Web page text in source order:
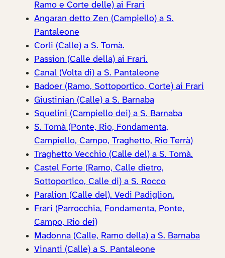
Ramo e Corte delle) ai Frari
Angaran detto Zen (Campiello) a S.
Pantaleone
Corli (Calle) a S. Tomà.
Passion (Calle della) ai Frari.
Canal (Volta di) a S. Pantaleone
Badoer (Ramo, Sottoportico, Corte) ai Frari
Giustinian (Calle) a S. Barnaba
Squelini (Campiello dei) a S. Barnaba
S. Tomà (Ponte, Rio, Fondamenta,
Campiello, Campo, Traghetto, Rio Terrà)
Traghetto Vecchio (Calle del) a S. Tomà.
Castel Forte (Ramo, Calle dietro,
Sottoportico, Calle di) a S. Rocco
Paralion (Calle del). Vedi Padiglion.
Frari (Parrocchia, Fondamenta, Ponte,
Campo, Rio dei)
Madonna (Calle, Ramo della) a S. Barnaba
Vinanti (Calle) a S. Pantaleone